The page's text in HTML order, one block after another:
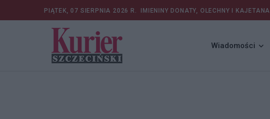
PIĄTEK, 07 SIERPNIA 2026 R. IMIENINY DONATY, OLECHNY I KAJETANA
Wiadomości